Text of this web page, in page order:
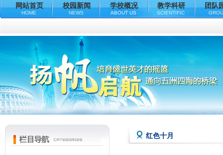
网站首页
HOME
校园新闻
NEWS
学校概况
ABOUT US
教学科研
SCIENTIFIC
团队
红色十月